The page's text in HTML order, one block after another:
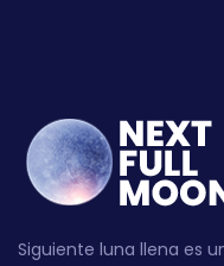
Siguiente luna llena es